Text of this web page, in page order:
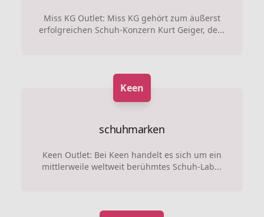
Miss KG Outlet: Miss KG gehört zum äußerst
erfolgreichen Schuh-Konzern Kurt Geiger, de...
Keen
schuhmarken
Keen Outlet: Bei Keen handelt es sich um ein
mittlerweile weltweit berühmtes Schuh-Lab...